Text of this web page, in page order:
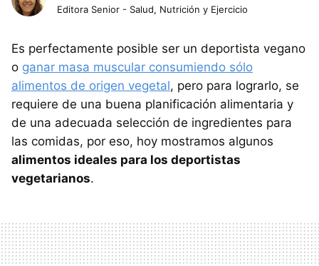
Editora Senior - Salud, Nutrición y Ejercicio
Es perfectamente posible ser un deportista vegano
o ganar masa muscular consumiendo sólo
alimentos de origen vegetal, pero para lograrlo, se
requiere de una buena planificación alimentaria y
de una adecuada selección de ingredientes para
las comidas, por eso, hoy mostramos algunos
alimentos ideales para los deportistas
vegetarianos.